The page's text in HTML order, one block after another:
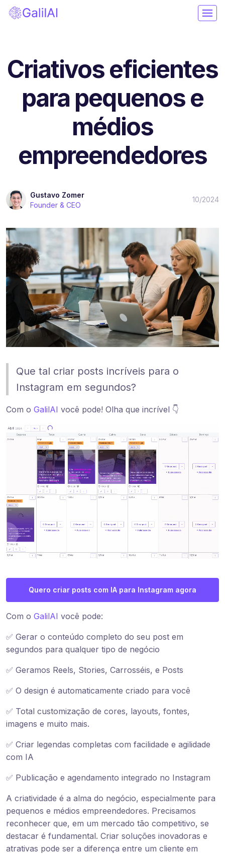
Criativos eficientes
para pequenos e
médios
empreendedores
Gustavo Zomer
Founder & CEO
10/2024
Que tal criar posts incríveis para o
Instagram em segundos?
Com o GalilAI você pode! Olha que incrível 👇
Quero criar posts com IA para Instagram agora
Com o GalilAI você pode:
✅ Gerar o conteúdo completo do seu post em
segundos para qualquer tipo de negócio
✅ Geramos Reels, Stories, Carrosséis, e Posts
✅ O design é automaticamente criado para você
✅ Total customização de cores, layouts, fontes,
imagens e muito mais.
✅ Criar legendas completas com facilidade e agilidade
com IA
✅ Publicação e agendamento integrado no Instagram
A criatividade é a alma do negócio, especialmente para
pequenos e médios empreendedores. Precisamos
reconhecer que, em um mercado tão competitivo, se
destacar é fundamental. Criar soluções inovadoras e
atrativas pode ser a diferença entre um cliente em